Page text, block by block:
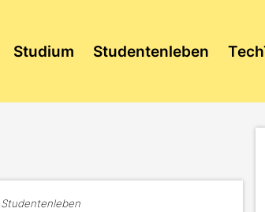
Studium Studentenleben
Studentenleben